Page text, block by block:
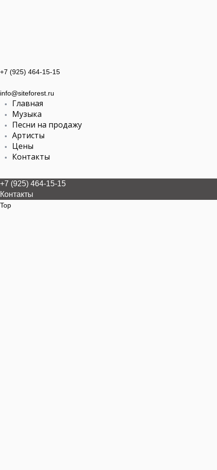
+7 (925) 464-15-15
info@siteforest.ru
Главная
Музыка
Песни на продажу
Артисты
Цены
Контакты
+7 (925) 464-15-15
Контакты
Top